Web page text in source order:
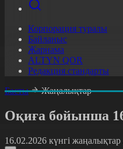
Корпорация туралы
Байланыс
Жарнама
ALTYN QOR
Редакция стандарты
Басты
Жаңалықтар
Оқиға бойынша
16.02.2026 күнгі жаңалықтар